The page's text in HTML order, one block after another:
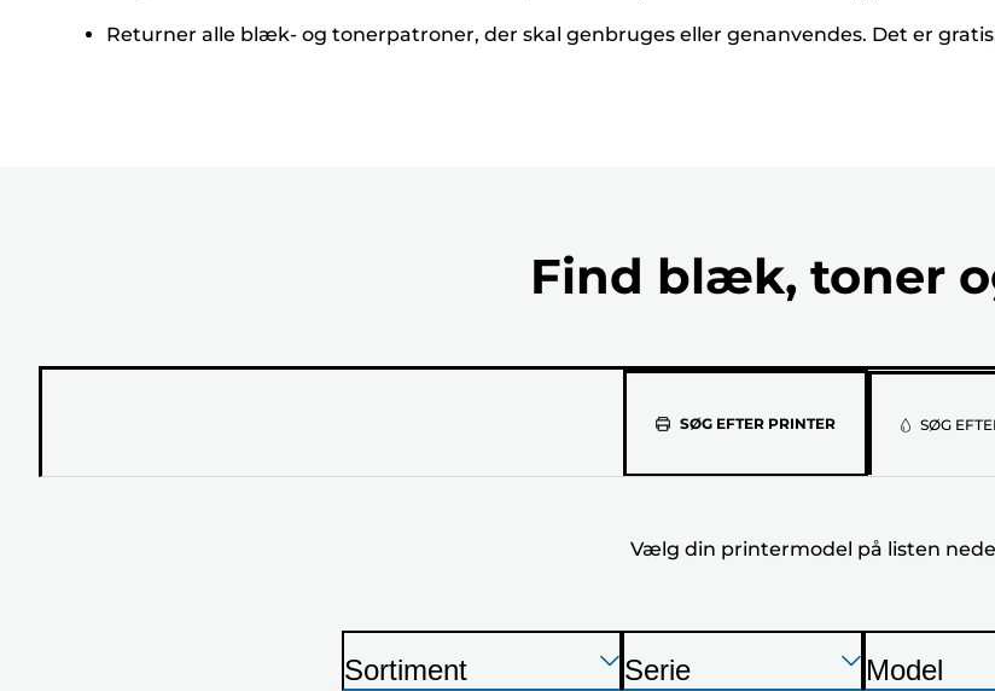
Returner alle blæk- og tonerpatroner, der skal genbruges eller genanvendes. Det er
Find blæk, toner
SØG EFTER PRINTER
Vælg
din
på
listen
SØG
Vælg din printermodel på listen
Tryk
Sortiment
Tryk
Serie
Tryk
Model